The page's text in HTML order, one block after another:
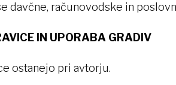
davčne, računovodske in
IN UPORABA GRADIV
ostanejo pri avtorju.